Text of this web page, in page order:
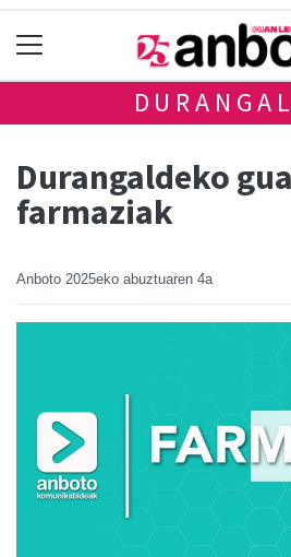
Durangaldeko
farmaziak
Anboto 2025eko abuztuaren 4a